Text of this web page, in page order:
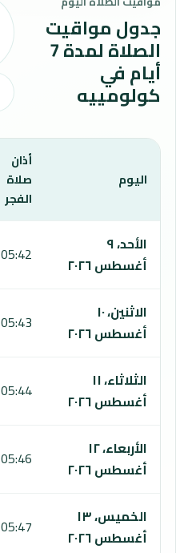
جدول مواقيت
الصلاة لمدة 7
أيام في
كولومييه
اليوم
أذان
صلاة
الفجر
الأحد، ٩
أغسطس ٢٠٢٦
05:42
الاثنين، ١٠
أغسطس ٢٠٢٦
05:43
الثلاثاء، ١١
أغسطس ٢٠٢٦
05:44
الأربعاء، ١٢
أغسطس ٢٠٢٦
05:46
الخميس، ١٣
أغسطس ٢٠٢٦
05:47